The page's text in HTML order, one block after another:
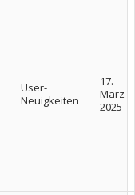
User-
Neuigkeiten
17.
März
2025